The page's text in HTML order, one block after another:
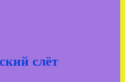
слёт